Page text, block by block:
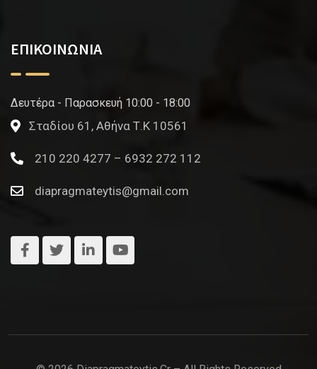
ΕΠΙΚΟΙΝΩΝΙΑ
Δευτέρα - Παρασκευή 10:00 - 18:00
Σταδίου 61, Αθήνα Τ.Κ 10561
210 220 4277 – 6932 272 112
diapragmateytis@gmail.com